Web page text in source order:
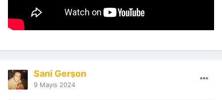
Sani Gerşon
9 Mayıs 2024